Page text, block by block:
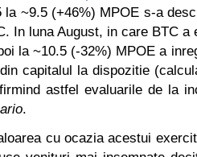
~9.5 (+46%) MPOE s-a
In luna August, in care BTC a
la ~10.5 (-32%) MPOE a
capitalul la dispozitie
astfel evaluarile de la
.
cu ocazia acestui